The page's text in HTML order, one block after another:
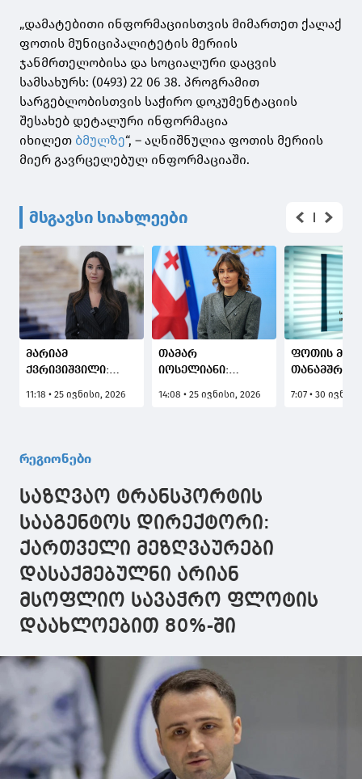
„დამატებითი ინფორმაციისთვის მიმართეთ ქალაქ
ფოთის მუნიციპალიტეტის მერიის
ჯანმრთელობისა და სოციალური დაცვის
სამსახურს: (0493) 22 06 38. პროგრამით
სარგებლობისთვის საჭირო დოკუმენტაციის
შესახებ დეტალური ინფორმაცია
იხილეთ ბმულზე“, – აღნიშნულია ფოთის მერიის
მიერ გავრცელებულ ინფორმაციაში.
მსგავსი სიახლეები
მარიამ
ქვრივიშვილი:
საზღვაო
მეორე ფაზა
ეკონომიკური
რეგიონული
კავშირების
გაძლიერების
კუთხით
დამატებით
პერსპექტივებს
აჩენს
11:18 • 25 ივნისი, 2026
თამარ
იოსელიანი:
საზღვაო
ნავსადგური
ფართოვდება
14:08 • 25 ივნისი, 2026
ფოთის
დაცული
7:07 • 30
რეგიონები
საზღვაო ტრანსპორტის
სააგენტოს დირექტორი:
ქართველი მეზღვაურები
დასაქმებულნი არიან
მსოფლიო სავაჭრო ფლოტის
დაახლოებით 80%-ში